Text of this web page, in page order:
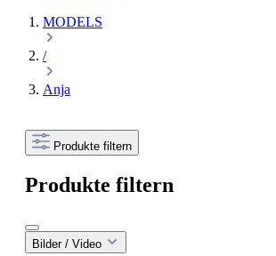
MODELS
/
Anja
Produkte filtern
Produkte filtern
Bilder / Video